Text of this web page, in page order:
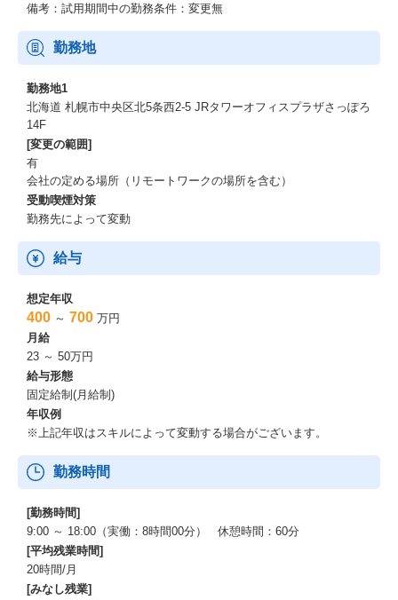
備考：試用期間中の勤務条件：変更無
勤務地
勤務地1
北海道 札幌市中央区北5条西2-5 JRタワーオフィスプラザさっぽろ
14F
[変更の範囲]
有
会社の定める場所（リモートワークの場所を含む）
受動喫煙対策
勤務先によって変動
給与
想定年収
400 ～ 700 万円
月給
23 ～ 50万円
給与形態
固定給制(月給制)
年収例
※上記年収はスキルによって変動する場合がございます。
勤務時間
[勤務時間]
9:00 ～ 18:00（実働：8時間00分） 休憩時間：60分
[平均残業時間]
20時間/月
[みなし残業]